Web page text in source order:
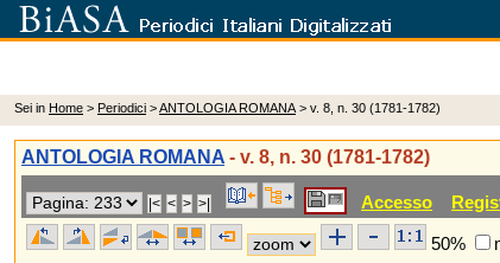
Sei in Home > Periodici >ANTOLOGIA ROMANA > v. 8, n. 30 (1781-1782)
ANTOLOGIA ROMANA - v. 8, n. 30 (1781-1782)
Accesso
50%